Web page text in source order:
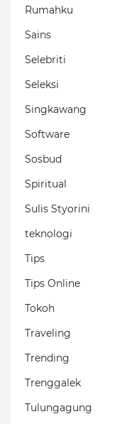
Rumahku
Sains
Selebriti
Seleksi
Singkawang
Software
Sosbud
Spiritual
Sulis Styorini
teknologi
Tips
Tips Online
Tokoh
Traveling
Trending
Trenggalek
Tulungagung